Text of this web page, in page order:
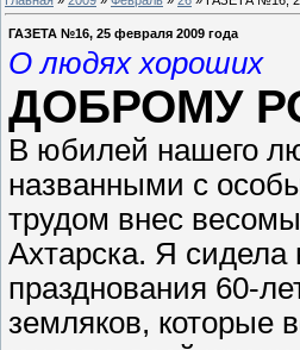
ГАЗЕТА №16, 25 февраля 2009 года
О людях хороших
ДОБРОМУ
В юбилей нашего
названными с
трудом внес
Ахтарска. Я
празднования 60-
земляков, которые